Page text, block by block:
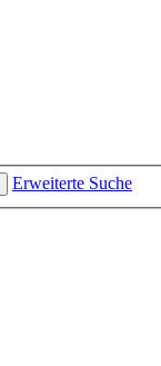
Erweiterte Suche